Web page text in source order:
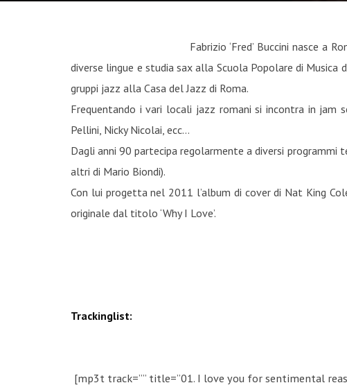
Fabrizio ‘Fred’ Buccini nasce a
diverse lingue e studia sax alla Scuola Popolare di
gruppi jazz alla Casa del Jazz di Roma.
Frequentando i vari locali jazz romani si incontra in jam
Pellini, Nicky Nicolai, ecc…
Dagli anni 90 partecipa regolarmente a diversi programmi
altri di Mario Biondi).
Con lui progetta nel 2011 l’album di cover di Nat King
originale dal titolo ‘Why I Love’.
Trackinglist:
[mp3t track=”” title=”01. I love you for sentimental